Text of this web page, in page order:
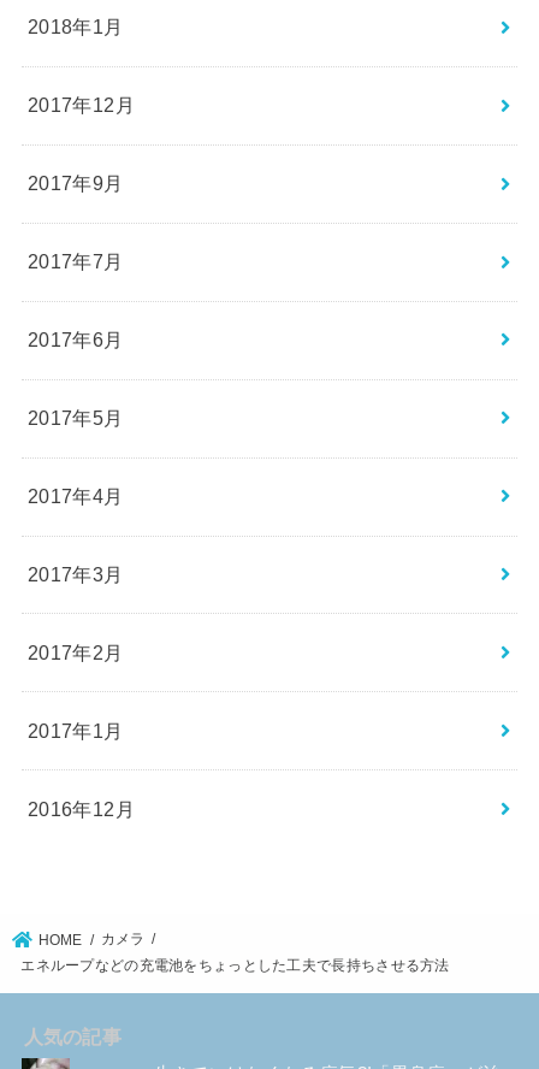
2018年1月
2017年12月
2017年9月
2017年7月
2017年6月
2017年5月
2017年4月
2017年3月
2017年2月
2017年1月
2016年12月
HOME
カメラ
エネループなどの充電池をちょっとした工夫で長持ちさせる方法
人気の記事